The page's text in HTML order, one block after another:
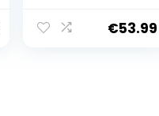
grote ramen,
€53.99